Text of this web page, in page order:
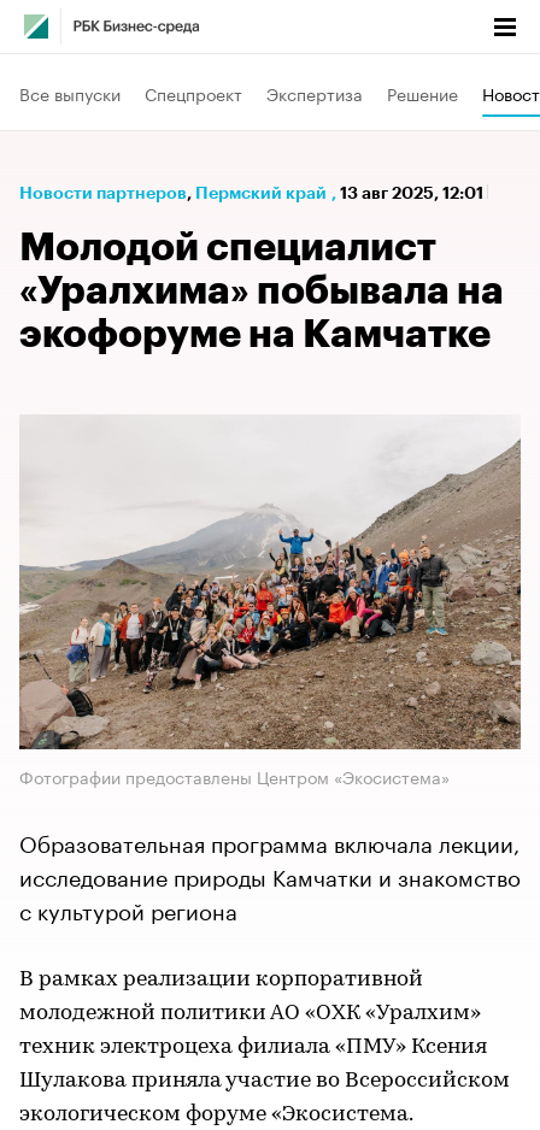
Все выпуски Спецпроект Экспертиза Решение
Новости партнеров⁠, Пермский край , 13 авг 2025, 12:01
Молодой специалист
«Уралхима» побывала на
экофоруме на Камчатке
Фотографии предоставлены Центром «Экосистема»
Образовательная программа включала лекции,
исследование природы Камчатки и знакомство
с культурой региона
В рамках реализации корпоративной
молодежной политики АО «ОХК «Уралхим»
техник электроцеха филиала «ПМУ» Ксения
Шулакова приняла участие во Всероссийском
экологическом форуме «Экосистема.